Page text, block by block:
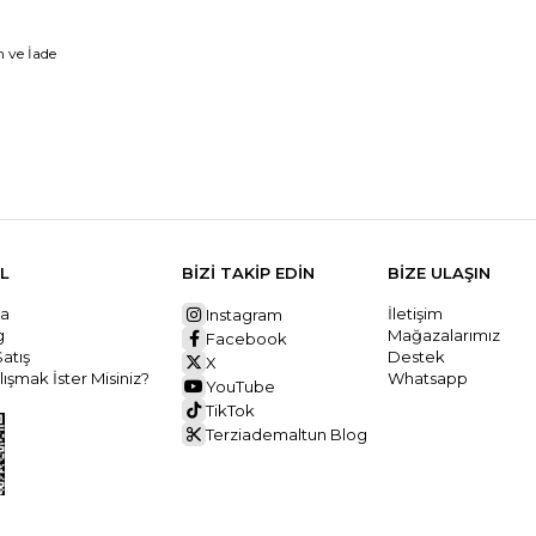
ve İade
İster Misiniz?
BİZİ TAKİP EDİN
Instagram
Facebook
X
YouTube
TikTok
Terziademaltun Blog
BİZE ULAŞIN
İletişim
Mağazalarımız
Destek
Whatsapp